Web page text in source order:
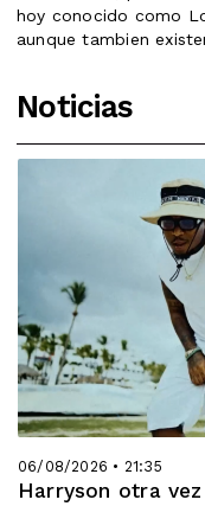
hoy conocido como
aunque tambien
Noticias
06/08/2026 • 21:35
Harryson otra vez